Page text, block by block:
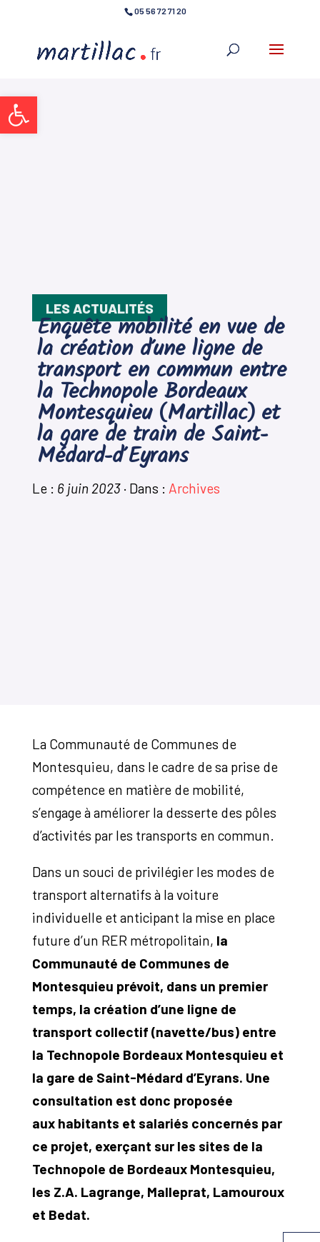
Ouvrir la barre d’outils
05 56 72 71 20
LES ACTUALITÉS
Enquête mobilité en vue de
la création d’une ligne de
transport en commun entre
la Technopole Bordeaux
Montesquieu (Martillac) et
la gare de train de Saint-
Médard-d’Eyrans
Le : 6 juin 2023· Dans : Archives
La Communauté de Communes de
Montesquieu, dans le cadre de sa prise de
compétence en matière de mobilité,
s’engage à améliorer la desserte des pôles
d’activités par les transports en commun.
Dans un souci de privilégier les modes de
transport alternatifs à la voiture
individuelle et anticipant la mise en place
future d’un RER métropolitain, la
Communauté de Communes de
Montesquieu prévoit, dans un premier
temps, la création d’une ligne de
transport collectif (navette/bus) entre
la Technopole Bordeaux Montesquieu et
la gare de Saint-Médard d’Eyrans. Une
consultation est donc proposée
aux habitants et salariés concernés par
ce projet, exerçant sur les sites de la
Technopole de Bordeaux Montesquieu,
les Z.A. Lagrange, Malleprat, Lamouroux
et Bedat.